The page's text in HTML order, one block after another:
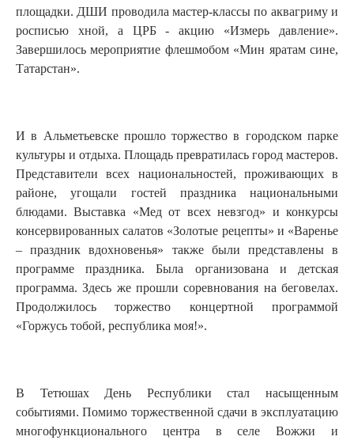
площадки. ДШИ проводила мастер-классы по аквагриму и
росписью хной, а ЦРБ - акцию «Измерь давление».
Завершилось мероприятие флешмобом «Мин яратам сине,
Татарстан».
И в Альметьевске прошло торжество в городском парке
культуры и отдыха. Площадь превратилась город мастеров.
Представители всех национальностей, проживающих в
районе, угощали гостей праздника национальными
блюдами. Выставка «Мед от всех невзгод» и конкурсы
консервированных салатов «Золотые рецепты» и «Варенье
– праздник вдохновенья» также были представлены в
программе праздника. Была организована и детская
программа. Здесь же прошли соревнования на беговелах.
Продолжилось торжество концертной программой
«Горжусь тобой, республика моя!».
В Тетюшах День Республики стал насыщенным
событиями. Помимо торжественной сдачи в эксплуатацию
многофункционального центра в селе Вожжи и